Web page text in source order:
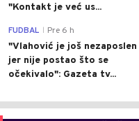
"Kontakt je već us...
FUDBAL Pre 6 h
"Vlahović je još nezaposlen
jer nije postao što se
očekivalo": Gazeta tv...